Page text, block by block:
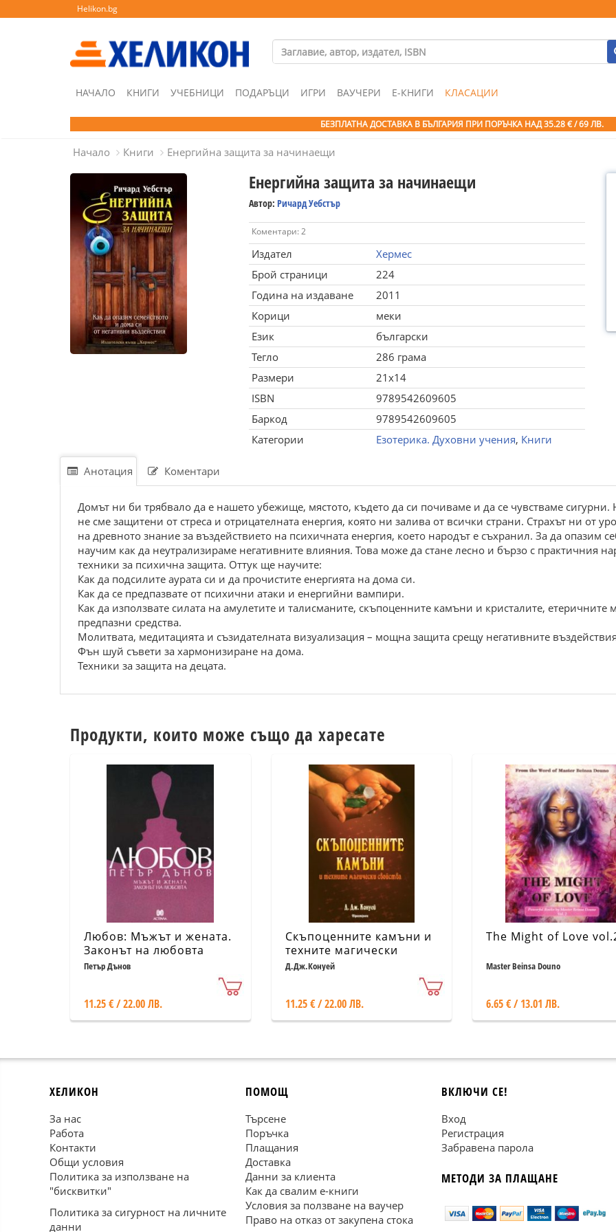
Helikon.bg
НАЧАЛО КНИГИ УЧЕБНИЦИ ПОДАРЪЦИ ИГРИ ВАУЧЕРИ Е-КНИГИ КЛАСАЦИИ
БЕЗПЛАТНА ДОСТАВКА В БЪЛГАРИЯ ПРИ ПОРЪЧКА НАД 35.28 € / 69 ЛВ.
Начало Книги Енергийна защита за начинаещи
Енергийна защита за начинаещи
Автор: Ричард Уебстър
Коментари: 2
Издател
Хермес
Брой страници
224
Година на издаване
2011
Корици
меки
Език
български
Тегло
286 грама
Размери
21x14
ISBN
9789542609605
Баркод
9789542609605
Категории
Езотерика. Духовни учения, Книги
Анотация Коментари
Домът ни би трябвало да е нашето убежище, мястото, където да си почиваме и да се чувстваме
не сме защитени от стреса и отрицателната енергия, която ни залива от всички страни. Страхът ни от
на древното знание за въздействието на психичната енергия, което народът е съхранил. За да опазим
научим как да неутрализираме негативните влияния. Това може да стане лесно и бързо с практичния
техники за психична защита. Оттук ще научите:
Как да подсилите аурата си и да прочистите енергията на дома си.
Как да се предпазвате от психични атаки и енергийни вампири.
Как да използвате силата на амулетите и талисманите, скъпоценните камъни и кристалите,
предпазни средства.
Молитвата, медитацията и съзидателната визуализация – мощна защита срещу негативните
Фън шуй съвети за хармонизиране на дома.
Техники за защита на децата.
Продукти, които може също да харесате
Любов: Мъжът и жената.
Законът на любовта
Петър Дънов
11.25 € / 22.00 ЛВ.
Скъпоценните камъни и
техните магически
свойства
Д.Дж.Конуей
11.25 € / 22.00 ЛВ.
The Might of Love
Master Beinsa Douno
6.65 € / 13.01 ЛВ.
ХЕЛИКОН
За нас
Работа
Контакти
Общи условия
Политика за използване на
"бисквитки"
Политика за сигурност на личните
данни
ПОМОЩ
Търсене
Поръчка
Плащания
Доставка
Данни за клиента
Как да свалим е-книги
Условия за ползване на ваучер
Право на отказ от закупена стока
ВКЛЮЧИ СЕ!
Вход
Регистрация
Забравена парола
МЕТОДИ ЗА ПЛАЩАНЕ